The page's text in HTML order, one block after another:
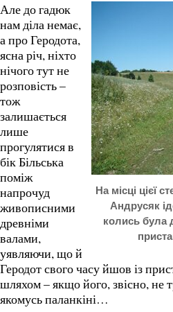
На місці цієї
Андрусяк
колись була
Але до гадюк
нам діла немає,
а про Геродота,
ясна річ, ніхто
нічого тут не
розповість –
тож
залишається
лише
прогулятися в
бік Більська
поміж
напрочуд
живописними
древніми
валами,
уявляючи, що й
Геродот свого часу йшов із
шляхом – якщо його, звісно, не
якомусь паланкіні…